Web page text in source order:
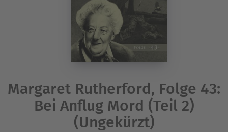
Margaret Rutherford, Folge 43:
Bei Anflug Mord (Teil 2)
(Ungekürzt)